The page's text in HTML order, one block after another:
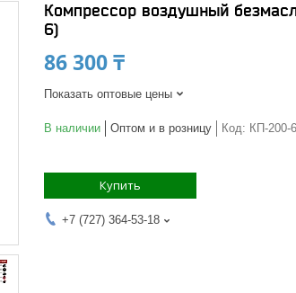
Компрессор воздушный
6)
86 300 ₸
Показать оптовые цены
В наличии Оптом и в розницу Код: КП-200-6
Купить
+7 (727) 364-53-18